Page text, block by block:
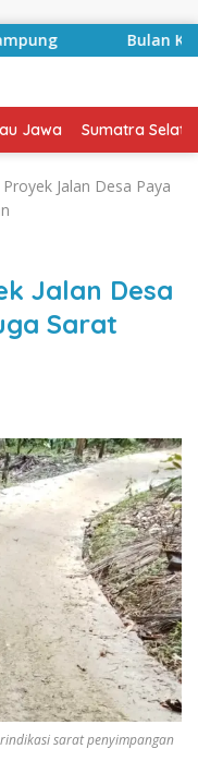
Bulan
Jawa Sumatra
Jalan Desa Paya
Jalan Desa
Sarat
sarat penyimpangan